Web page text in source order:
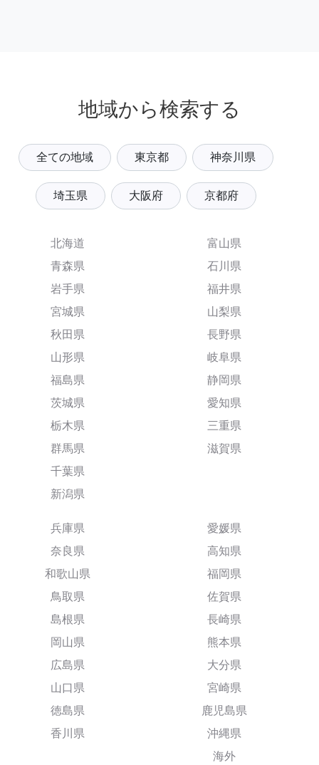
地域から検索する
全ての地域 東京都 神奈川県
埼玉県 大阪府 京都府
北海道
青森県
岩手県
宮城県
秋田県
山形県
福島県
茨城県
栃木県
群馬県
千葉県
新潟県
富山県
石川県
福井県
山梨県
長野県
岐阜県
静岡県
愛知県
三重県
滋賀県
兵庫県
奈良県
和歌山県
鳥取県
島根県
岡山県
広島県
山口県
徳島県
香川県
愛媛県
高知県
福岡県
佐賀県
長崎県
熊本県
大分県
宮崎県
鹿児島県
沖縄県
海外